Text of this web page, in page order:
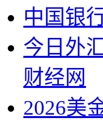
中国银
今日外
财经网
2026美